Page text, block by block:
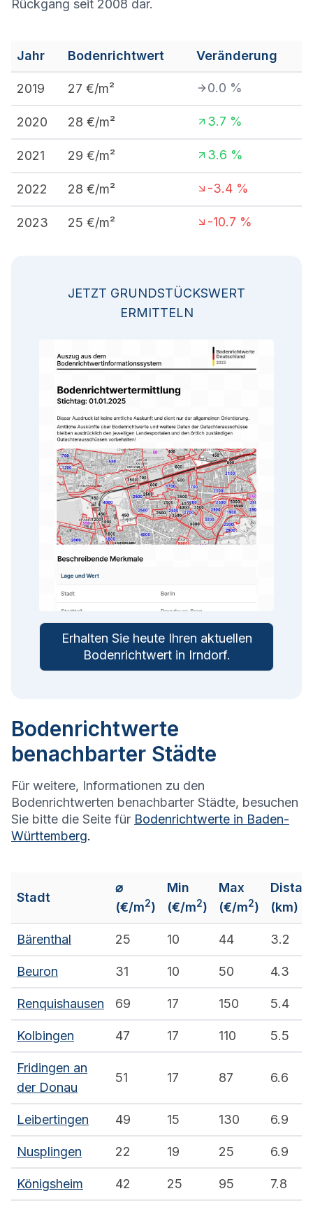
Rückgang seit 2008 dar.
Jahr Bodenrichtwert Veränderung
2019 27 €/m² 0.0 %
2020 28 €/m² 3.7 %
2021 29 €/m² 3.6 %
2022 28 €/m² -3.4 %
2023 25 €/m² -10.7 %
JETZT GRUNDSTÜCKSWERT
ERMITTELN
Erhalten Sie heute Ihren aktuellen
Bodenrichtwert in Irndorf.
Bodenrichtwerte
benachbarter Städte
Für weitere, Informationen zu den
Bodenrichtwerten benachbarter Städte, besuchen
Sie bitte die Seite für Bodenrichtwerte in Baden-
Württemberg.
Stadt
⌀
(€/m2)
Min
(€/m2)
Max
(€/m2)
(km)
Bärenthal 25 10 44 3.2
Beuron 31 10 50 4.3
Renquishausen 69 17 150 5.4
Kolbingen 47 17 110 5.5
Fridingen an
der Donau
51 17 87 6.6
Leibertingen 49 15 130 6.9
Nusplingen 22 19 25 6.9
Königsheim 42 25 95 7.8